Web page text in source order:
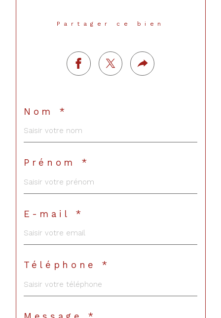
Partager ce bien
Nom *
Prénom *
E-mail *
Téléphone *